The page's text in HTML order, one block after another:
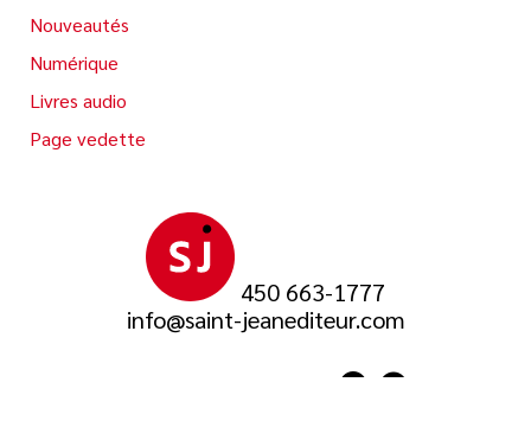
450 663-1777
info@saint-jeanediteur.com
Nouveautés
Numérique
Livres audio
Page vedette